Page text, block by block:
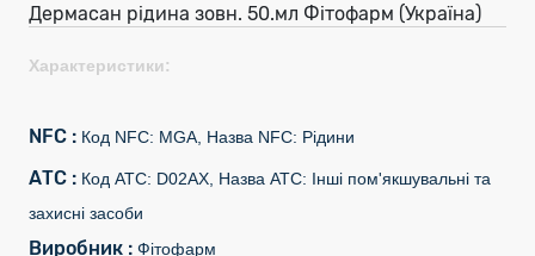
Дермасан рідина зовн. 50.мл Фітофарм (Україна)
Характеристики:
NFC : Код NFC: MGA, Назва NFC: Рідини
АТС : Код АТС: D02AX, Назва АТС: Інші пом'якшувальні та
захисні засоби
Виробник : Фітофарм